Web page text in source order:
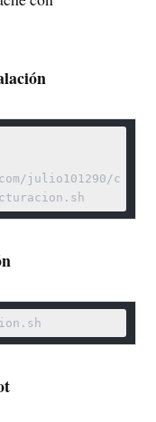
julio101290/c